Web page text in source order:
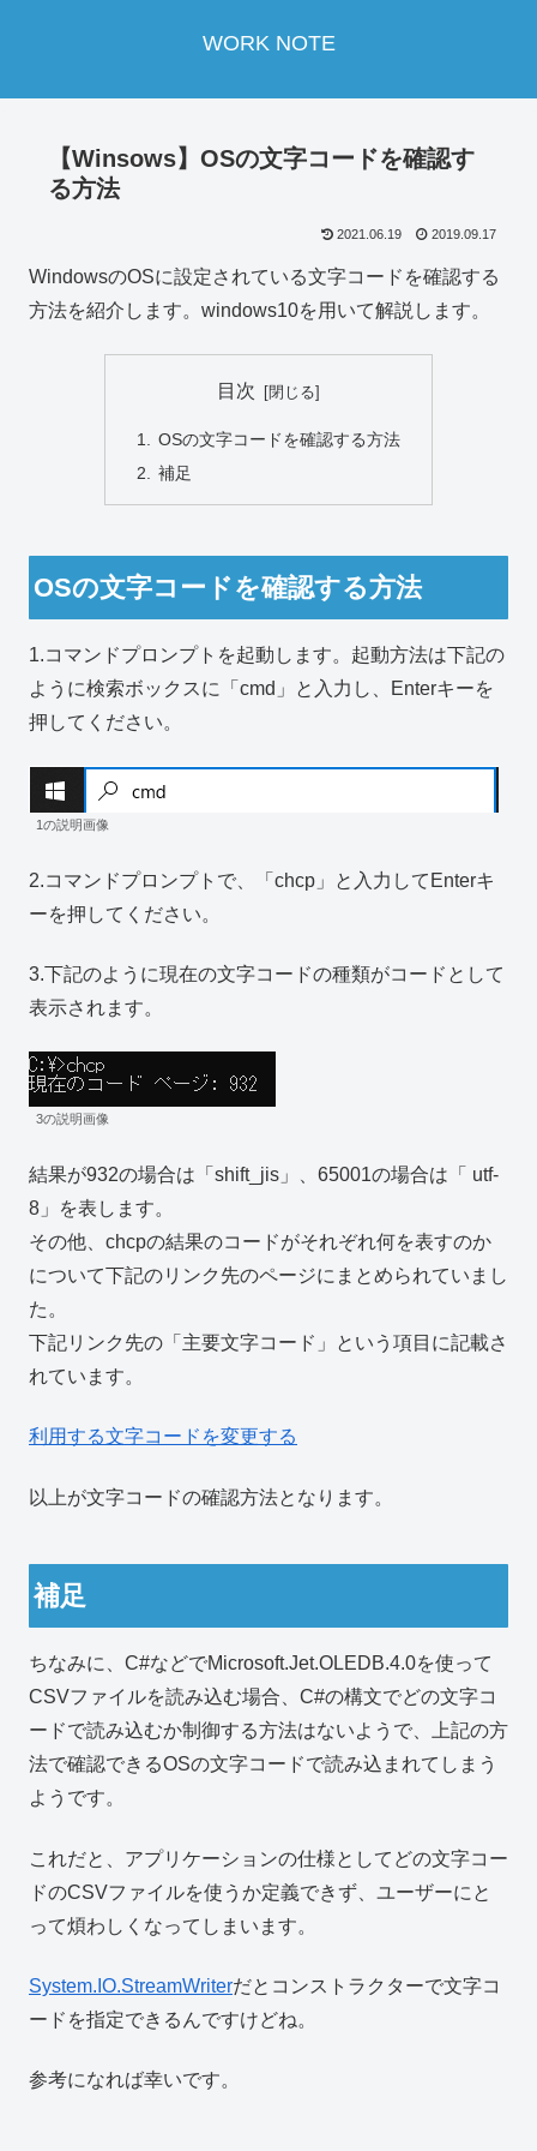
WORK NOTE
【Winsows】OSの文字コードを確認す
る方法
2021.06.19 2019.09.17
WindowsのOSに設定されている文字コードを確認する
方法を紹介します。windows10を用いて解説します。
目次
OSの文字コードを確認する方法
補足
OSの文字コードを確認する方法
1.コマンドプロンプトを起動します。起動方法は下記の
ように検索ボックスに「cmd」と入力し、Enterキーを
押してください。
1の説明画像
2.コマンドプロンプトで、「chcp」と入力してEnterキ
ーを押してください。
3.下記のように現在の文字コードの種類がコードとして
表示されます。
3の説明画像
結果が932の場合は「shift_jis」、65001の場合は「 utf-
8」を表します。
その他、chcpの結果のコードがそれぞれ何を表すのか
について下記のリンク先のページにまとめられていまし
た。
下記リンク先の「主要文字コード」という項目に記載さ
れています。
利用する文字コードを変更する
以上が文字コードの確認方法となります。
補足
ちなみに、C#などでMicrosoft.Jet.OLEDB.4.0を使って
CSVファイルを読み込む場合、C#の構文でどの文字コ
ードで読み込むか制御する方法はないようで、上記の方
法で確認できるOSの文字コードで読み込まれてしまう
ようです。
これだと、アプリケーションの仕様としてどの文字コー
ドのCSVファイルを使うか定義できず、ユーザーにと
って煩わしくなってしまいます。
System.IO.StreamWriterだとコンストラクターで文字コ
ードを指定できるんですけどね。
参考になれば幸いです。